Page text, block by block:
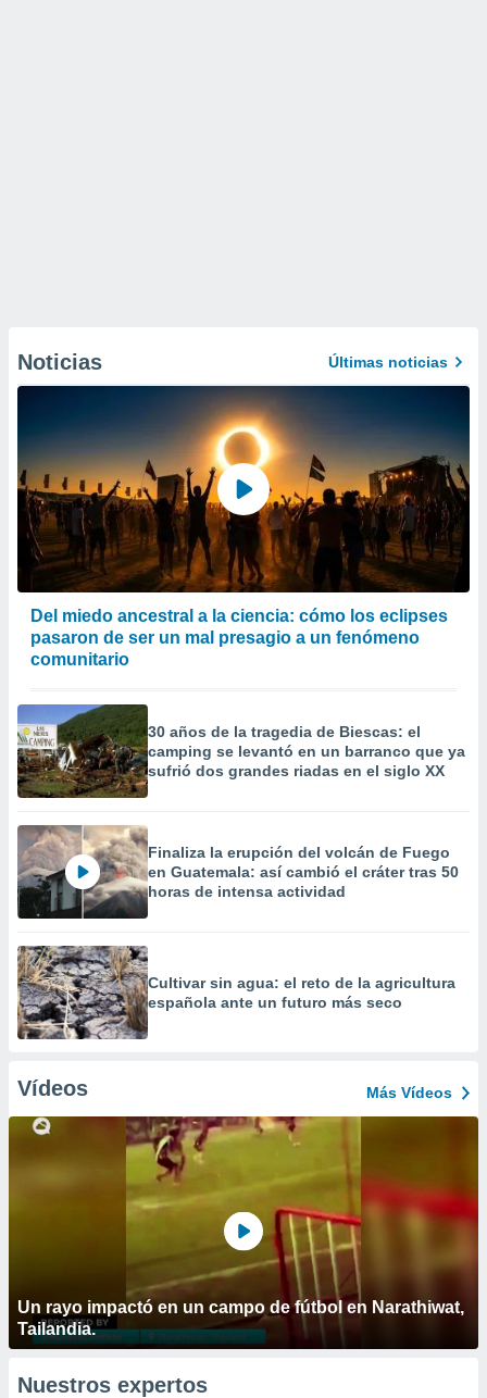
Noticias Últimas noticias
Del miedo ancestral a la ciencia: cómo los eclipses
pasaron de ser un mal presagio a un fenómeno
comunitario
30 años de la tragedia de Biescas: el
camping se levantó en un barranco que ya
sufrió dos grandes riadas en el siglo XX
Finaliza la erupción del volcán de Fuego
en Guatemala: así cambió el cráter tras 50
horas de intensa actividad
Cultivar sin agua: el reto de la agricultura
española ante un futuro más seco
Vídeos Más Vídeos
Un rayo impactó en un campo de fútbol en Narathiwat,
Tailandia.
Nuestros expertos